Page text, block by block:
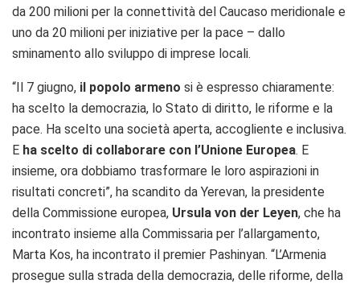
da 200 milioni per la connettività del Caucaso meridionale e
uno da 20 milioni per iniziative per la pace – dallo
sminamento allo sviluppo di imprese locali.
“Il 7 giugno, il popolo armeno si è espresso chiaramente:
ha scelto la democrazia, lo Stato di diritto, le riforme e la
pace. Ha scelto una società aperta, accogliente e inclusiva.
E ha scelto di collaborare con l’Unione Europea. E
insieme, ora dobbiamo trasformare le loro aspirazioni in
risultati concreti”, ha scandito da Yerevan, la presidente
della Commissione europea, Ursula von der Leyen, che ha
incontrato insieme alla Commissaria per l’allargamento,
Marta Kos, ha incontrato il premier Pashinyan. “L’Armenia
prosegue sulla strada della democrazia, delle riforme, della